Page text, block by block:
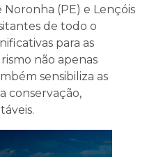
Noronha (PE) e Lençóis
de todo o
para as
não apenas
sensibiliza as
conservação,